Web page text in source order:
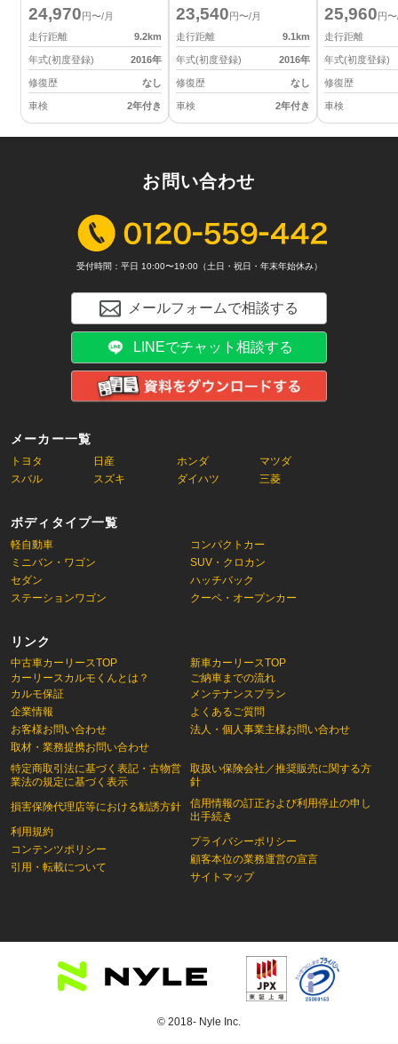
24,970円〜/月
走行距離
9.2km
年式(初度登録) 2016年
修復歴 なし
車検 2年付き
23,540円〜/月
走行距離
9.1km
年式(初度登録) 2016年
修復歴 なし
車検 2年付き
25,960円
走行距離
年式(初度登録)
修復歴
車検
メーカー一覧
トヨタ 日産 ホンダ
マツダ
スバル
スズキ ダイハツ 三菱
ボディタイプ一覧
軽自動車
コンパクトカー
ミニバン・ワゴン
SUV・クロカン
セダン
ハッチバック
ステーションワゴン
クーペ・オープンカー
リンク
中古車カーリースTOP
カーリースカルモくんとは？
新車カーリースTOP
ご納車までの流れ
カルモ保証
企業情報
お客様お問い合わせ
取材・業務提携お問い合わせ
特定商取引法に基づく表記・古物営
業法の規定に基づく表示
損害保険代理店等における勧誘方針
利用規約
コンテンツポリシー
引用・転載について
メンテナンスプラン
よくあるご質問
法人・個人事業主様お問い合わせ
取扱い保険会社／推奨販売に関する方
針
信用情報の訂正および利用停止の申し
出手続き
プライバシーポリシー
顧客本位の業務運営の宣言
サイトマップ
お問い合わせ
受付時間：平日 10:00〜19:00（土日・祝日・年末年始休み）
メールフォームで相談する
LINEでチャット相談する
© 2018- Nyle Inc.